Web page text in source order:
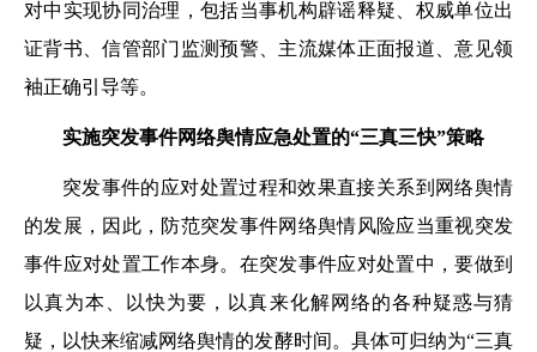
对中实现协同治理，包括当事机构辟谣释疑、权威单位出
证背书、信管部门监测预警、主流媒体正面报道、意见领
袖正确引导等。
实施突发事件网络舆情应急处置的“三真三快”策略
突发事件的应对处置过程和效果直接关系到网络舆情
的发展，因此，防范突发事件网络舆情风险应当重视突发
事件应对处置工作本身。在突发事件应对处置中，要做到
以真为本、以快为要，以真来化解网络的各种疑惑与猜
疑，以快来缩减网络舆情的发酵时间。具体可归纳为“三真